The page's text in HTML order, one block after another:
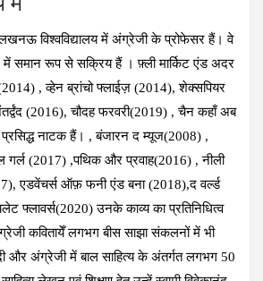
लखनऊ विश्वविद्यालय में अंग्रेजी के प्रोफेसर हैं। वे
समान रूप से सक्रिय हैं । फ़्ली मार्किट एंड अदर
, व्हेन ब्रांचो फ्लाईज़ (2014), शेक्सपियर
(2016), चौदह फरवरी(2019) , चैन कहाँ अब
नाटक हैं। , बंजारन द म्यूज(2008) ,
(2017) ,पथिक और प्रवाह(2016) , नीली
एडवेंचर्स ऑफ़ फनी एंड बना (2018),द वर्ल्ड
फ्लावर्स(2020) उनके काव्य का प्रतिनिधित्व
कवितायेँ लगभग बीस साझा संकलनों में भी
और अंग्रेजी में बाल साहित्य के अंतर्गत लगभग 50